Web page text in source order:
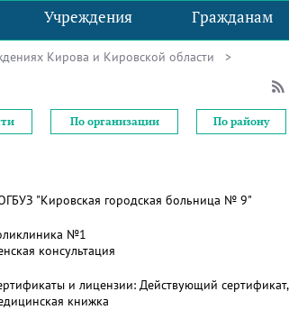
Учреждения Гражданам
Кирова и Кировской области >
По организации По району
"Кировская городская больница № 9"
№1
консультация
и лицензии: Действующий сертификат,
книжка